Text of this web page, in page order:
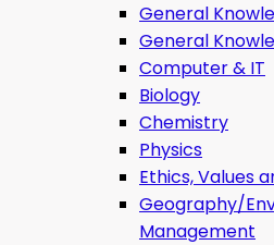
General
General
Computer & IT
Biology
Chemistry
Physics
Ethics, Values
Geography/
Management